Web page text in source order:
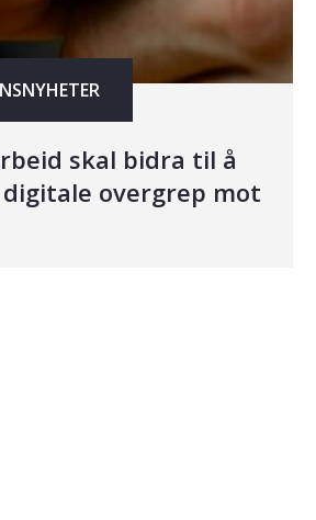
skal bidra til å
overgrep mot